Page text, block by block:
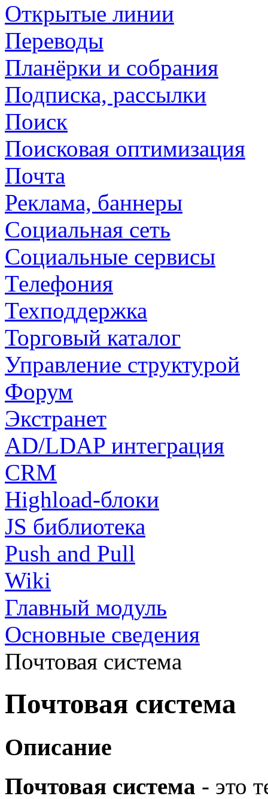
Открытые линии
Переводы
Планёрки и собрания
Подписка, рассылки
Поиск
Поисковая оптимизация
Почта
Реклама, баннеры
Социальная сеть
Социальные сервисы
Телефония
Техподдержка
Торговый каталог
Управление структурой
Форум
Экстранет
AD/LDAP интеграция
CRM
Highload-блоки
JS библиотека
Push and Pull
Wiki
Главный модуль
Основные сведения
Почтовая система
Почтовая система
Описание
Почтовая система - это